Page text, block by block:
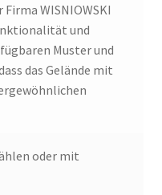
WISNIOWSKI
und
Muster und
das Gelände mit
oder mit